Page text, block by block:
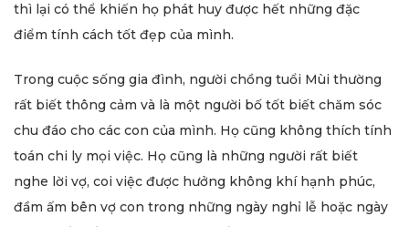
thì lại có thể khiến họ phát huy được hết những đặc
điểm tính cách tốt đẹp của mình.
Trong cuộc sống gia đình, người chồng tuổi Mùi thường
rất biết thông cảm và là một người bố tốt biết chăm sóc
chu đáo cho các con của mình. Họ cũng không thích tính
toán chi ly mọi việc. Họ cũng là những người rất biết
nghe lời vợ, coi việc được hưởng không khí hạnh phúc,
đầm ấm bên vợ con trong những ngày nghỉ lễ hoặc ngày